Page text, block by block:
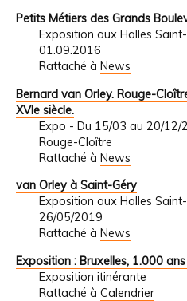
Petits Métiers des Grands
Exposition aux Halles
01.09.2016
Rattaché à News
Bernard van Orley. Rouge-
XVIe siècle.
Expo - Du 15/03 au 20/
Rouge-Cloître
Rattaché à News
van Orley à Saint-Géry
Exposition aux Halles
26/05/2019
Rattaché à News
Exposition : Bruxelles, 1.000 ans
Exposition itinérante
Rattaché à Calendrier